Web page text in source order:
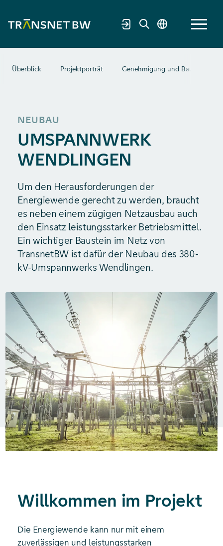
Überblick Projektporträt Genehmigung und Bau
NEUBAU
UMSPANNWERK
WENDLINGEN
Um den Herausforderungen der
Energiewende gerecht zu werden, braucht
es neben einem zügigen Netzausbau auch
den Einsatz leistungsstarker Betriebsmittel.
Ein wichtiger Baustein im Netz von
TransnetBW ist dafür der Neubau des 380-
kV-Umspannwerks Wendlingen.
Willkommen im Projekt
Die Energiewende kann nur mit einem
zuverlässigen und leistungsstarken